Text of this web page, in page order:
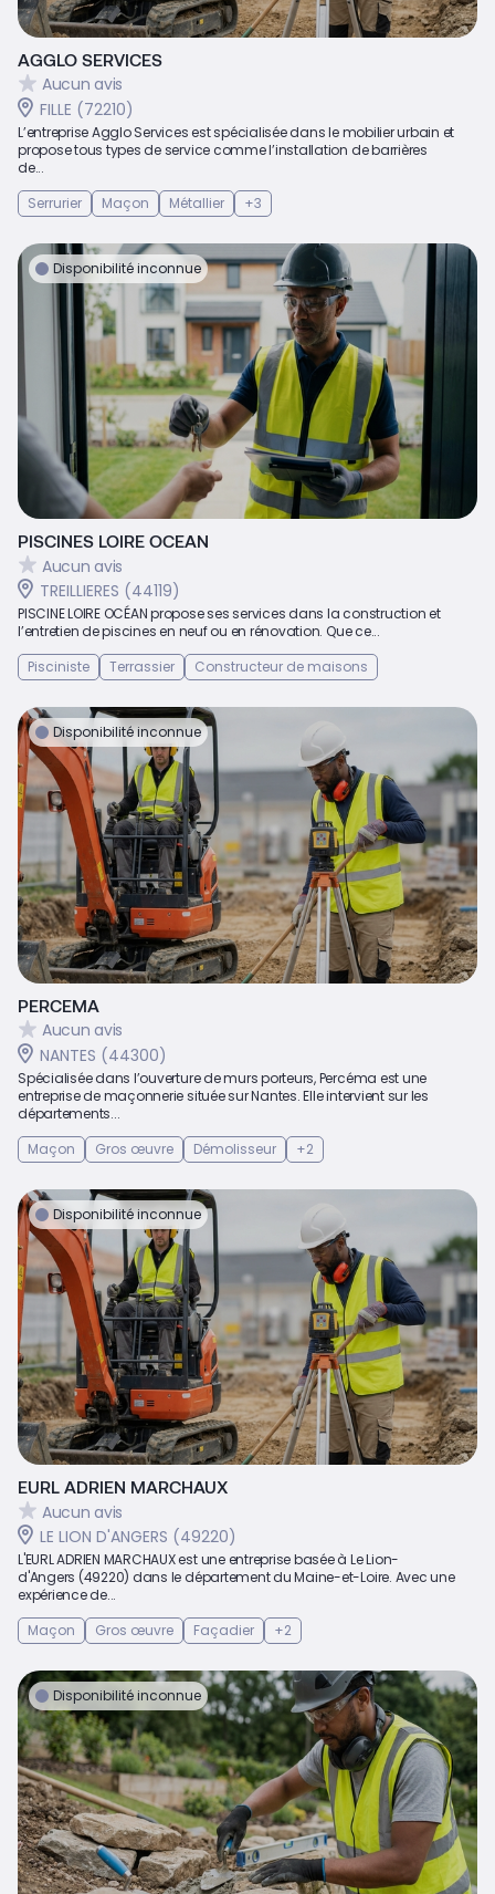
AGGLO SERVICES
Aucun avis
FILLE (72210)
L’entreprise Agglo Services est spécialisée dans le mobilier urbain et
propose tous types de service comme l’installation de barrières
de...
Serrurier
Maçon Métallier +3
Disponibilité inconnue
PISCINES LOIRE OCEAN
Aucun avis
TREILLIERES (44119)
PISCINE LOIRE OCÉAN propose ses services dans la construction et
l’entretien de piscines en neuf ou en rénovation. Que ce...
Pisciniste
Terrassier Constructeur de maisons
Disponibilité inconnue
PERCEMA
Aucun avis
NANTES (44300)
Spécialisée dans l’ouverture de murs porteurs, Percéma est une
entreprise de maçonnerie située sur Nantes. Elle intervient sur les
départements...
Maçon
Gros œuvre Démolisseur +2
Disponibilité inconnue
EURL ADRIEN MARCHAUX
Aucun avis
LE LION D'ANGERS (49220)
L'EURL ADRIEN MARCHAUX est une entreprise basée à Le Lion-
d'Angers (49220) dans le département du Maine-et-Loire. Avec une
expérience de...
Maçon
Gros œuvre Façadier +2
Disponibilité inconnue